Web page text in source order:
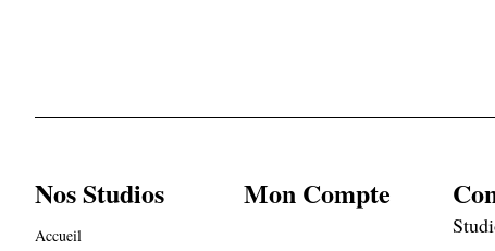
Nos Studios
Accueil
Mon Compte